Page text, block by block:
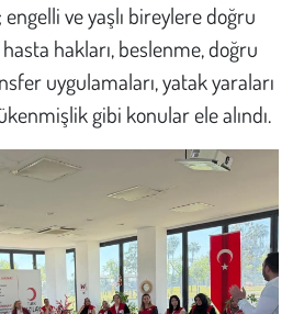
ve yaşlı bireylere doğru
hakları, beslenme, doğru
uygulamaları, yatak yaraları
gibi konular ele alındı.